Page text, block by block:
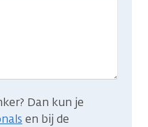
Dan kun je
en bij de